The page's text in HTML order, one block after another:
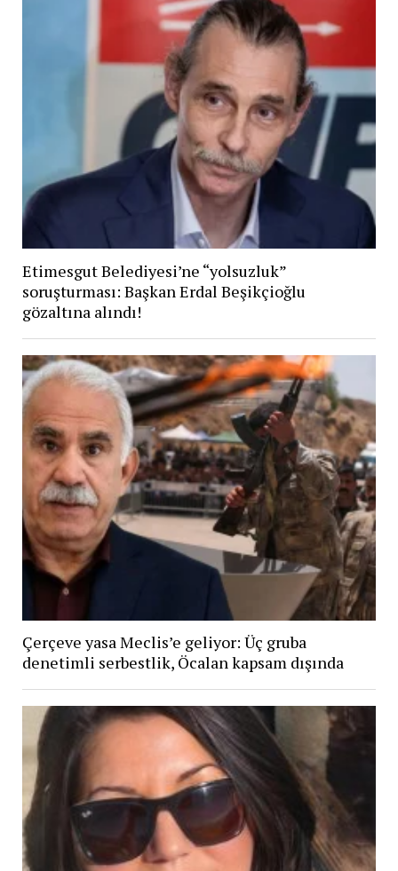
Etimesgut Belediyesi’ne “yolsuzluk”
soruşturması: Başkan Erdal Beşikçioğlu
gözaltına alındı!
Çerçeve yasa Meclis’e geliyor: Üç gruba
denetimli serbestlik, Öcalan kapsam dışında